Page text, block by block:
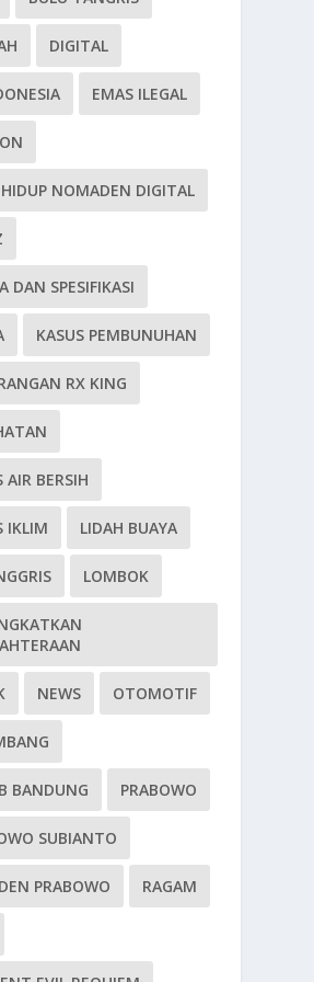
DIGITAL
EMAS ILEGAL
HIDUP NOMADEN DIGITAL
DAN SPESIFIKASI
KASUS PEMBUNUHAN
RX KING
AIR BERSIH
IKLIM LIDAH BUAYA
LOMBOK
NEWS OTOMOTIF
BANDUNG PRABOWO
SUBIANTO
PRABOWO RAGAM